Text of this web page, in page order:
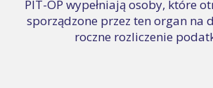
PIT-OP wypełniają osoby, które
sporządzone przez ten organ na
roczne rozliczenie